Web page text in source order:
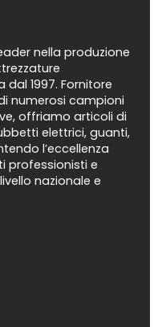
nella produzione
1997. Fornitore
numerosi campioni
offriamo articoli di
elettrici, guanti,
l’eccellenza
professionisti e
nazionale e